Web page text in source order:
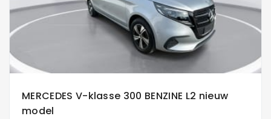
MERCEDES V-klasse 300 BENZINE L2 nieuw
model